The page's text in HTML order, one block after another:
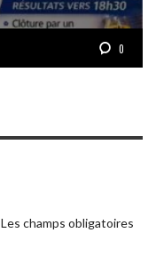
0
Les champs obligatoires